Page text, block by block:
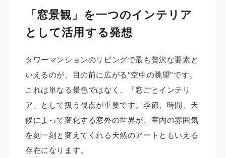
「窓景観」を一つのインテリア
として活用する発想
タワーマンションのリビングで最も贅沢な要素と
いえるのが、目の前に広がる“空中の眺望”です。
これは単なる景色ではなく、「窓ごとインテリ
ア」として扱う視点が重要です。季節、時間、天
候によって変化する窓外の世界が、室内の雰囲気
を刻一刻と変えてくれる天然のアートともいえる
存在になります。